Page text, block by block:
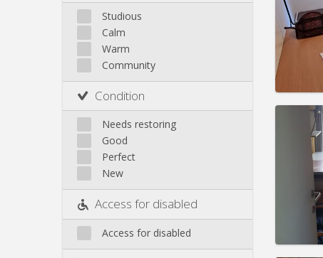
Walhain
Wavre
Other
Studious
Calm
Warm
Community
Condition
Needs restoring
Good
Perfect
New
Access for disabled
Access for disabled
Charges: